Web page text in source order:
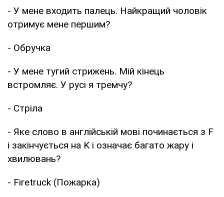
- У мене входить палець. Найкращий чоловік
отримує мене першим?
- Обручка
- У мене тугий стрижень. Мій кінець
встромляє. У русі я тремчу?
- Стріла
- Яке слово в англійській мові починається з F
і закінчується на K і означає багато жару і
хвилювань?
- Firetruck (Пожарка)